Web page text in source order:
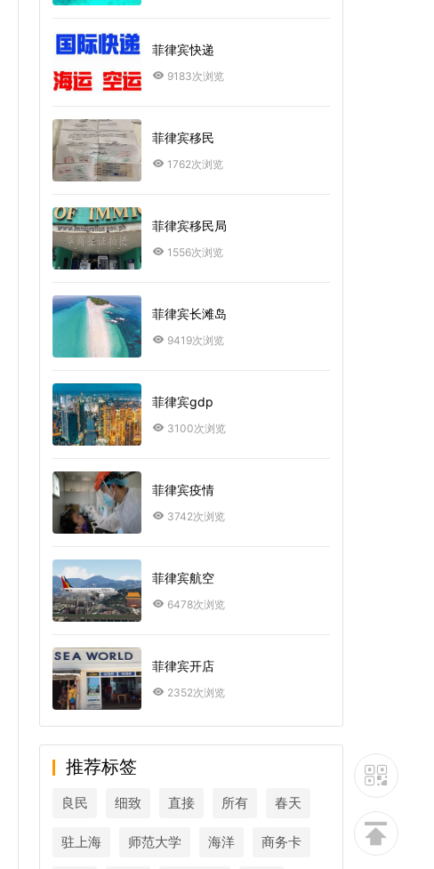
菲律宾快递
9183次浏览
菲律宾移民
1762次浏览
菲律宾移民局
1556次浏览
菲律宾长滩岛
9419次浏览
菲律宾gdp
3100次浏览
菲律宾疫情
3742次浏览
菲律宾航空
6478次浏览
菲律宾开店
2352次浏览
推荐标签
良民 细致 直接 所有 春天
驻上海 师范大学 海洋 商务卡